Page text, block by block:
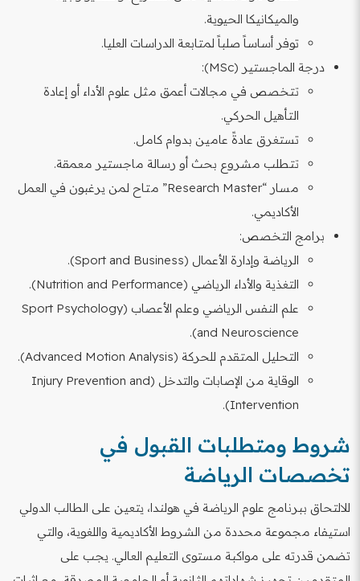
والميكانيكا الحيوية.
توفر أساساً صلباً لمتابعة الدراسات العليا.
درجة الماجستير (MSc):
تتخصص في مجالات أعمق مثل علوم الأداء أو إعادة
التأهيل الحركي.
تستغرق عادةً عامين بدوام كامل.
تتطلب مشروع بحث أو رسالة ماجستير معمقة.
مسار “Research Master” متاح لمن يرغبون في العمل
الأكاديمي.
برامج التخصص:
الرياضة وإدارة الأعمال (Sport and Business).
التغذية والأداء الرياضي (Nutrition and Performance).
علم النفس الرياضي وعلم الأعصاب (Sport Psychology
and Neuroscience).
التحليل المتقدم للحركة (Advanced Motion Analysis).
الوقاية من الإصابات والتدخل (Injury Prevention and
Intervention).
شروط ومتطلبات القبول في
تخصصات الرياضة
للالتحاق ببرنامج علوم الرياضة في هولندا، يتعين على الطالب الدولي
استيفاء مجموعة محددة من الشروط الأكاديمية واللغوية، والتي
تضمن قدرته على مواكبة مستوى التعليم العالي. يجب على